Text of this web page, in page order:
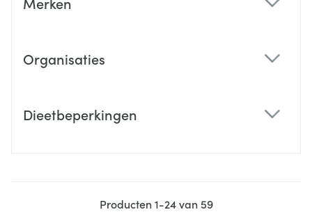
Organisaties
Dieetbeperkingen
Producten1-24van59